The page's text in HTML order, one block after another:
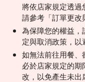
將依店家規定透
請參考「訂單更改
為保障您的權益，
定與取消政策，以
如無法前往用餐、
必於店家規定的
改，以免產生未出